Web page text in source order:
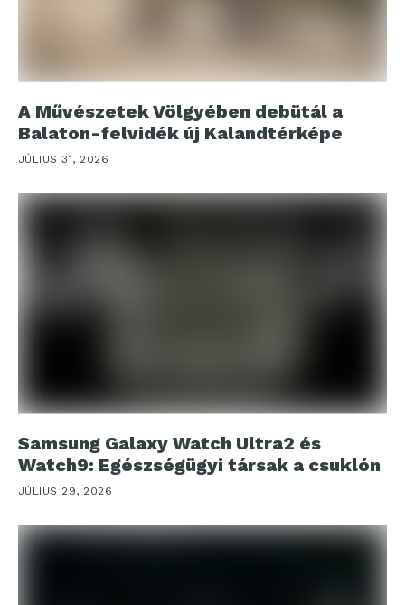
A Művészetek Völgyében debütál a
Balaton-felvidék új Kalandtérképe
JÚLIUS 31, 2026
Samsung Galaxy Watch Ultra2 és
Watch9: Egészségügyi társak a csuklón
JÚLIUS 29, 2026